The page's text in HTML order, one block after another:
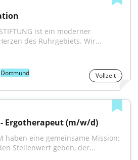
ist ein moderner
des Ruhrgebiets. Wir...
Dortmund Vollzeit
- Ergotherapeut (m/w/d)
haben eine gemeinsame Mission:
Stellenwert geben, der...